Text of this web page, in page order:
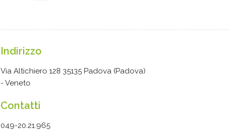
Indirizzo
Via Altichiero 128 35135 Padova (Padova)
- Veneto
Contatti
049-20.21.965